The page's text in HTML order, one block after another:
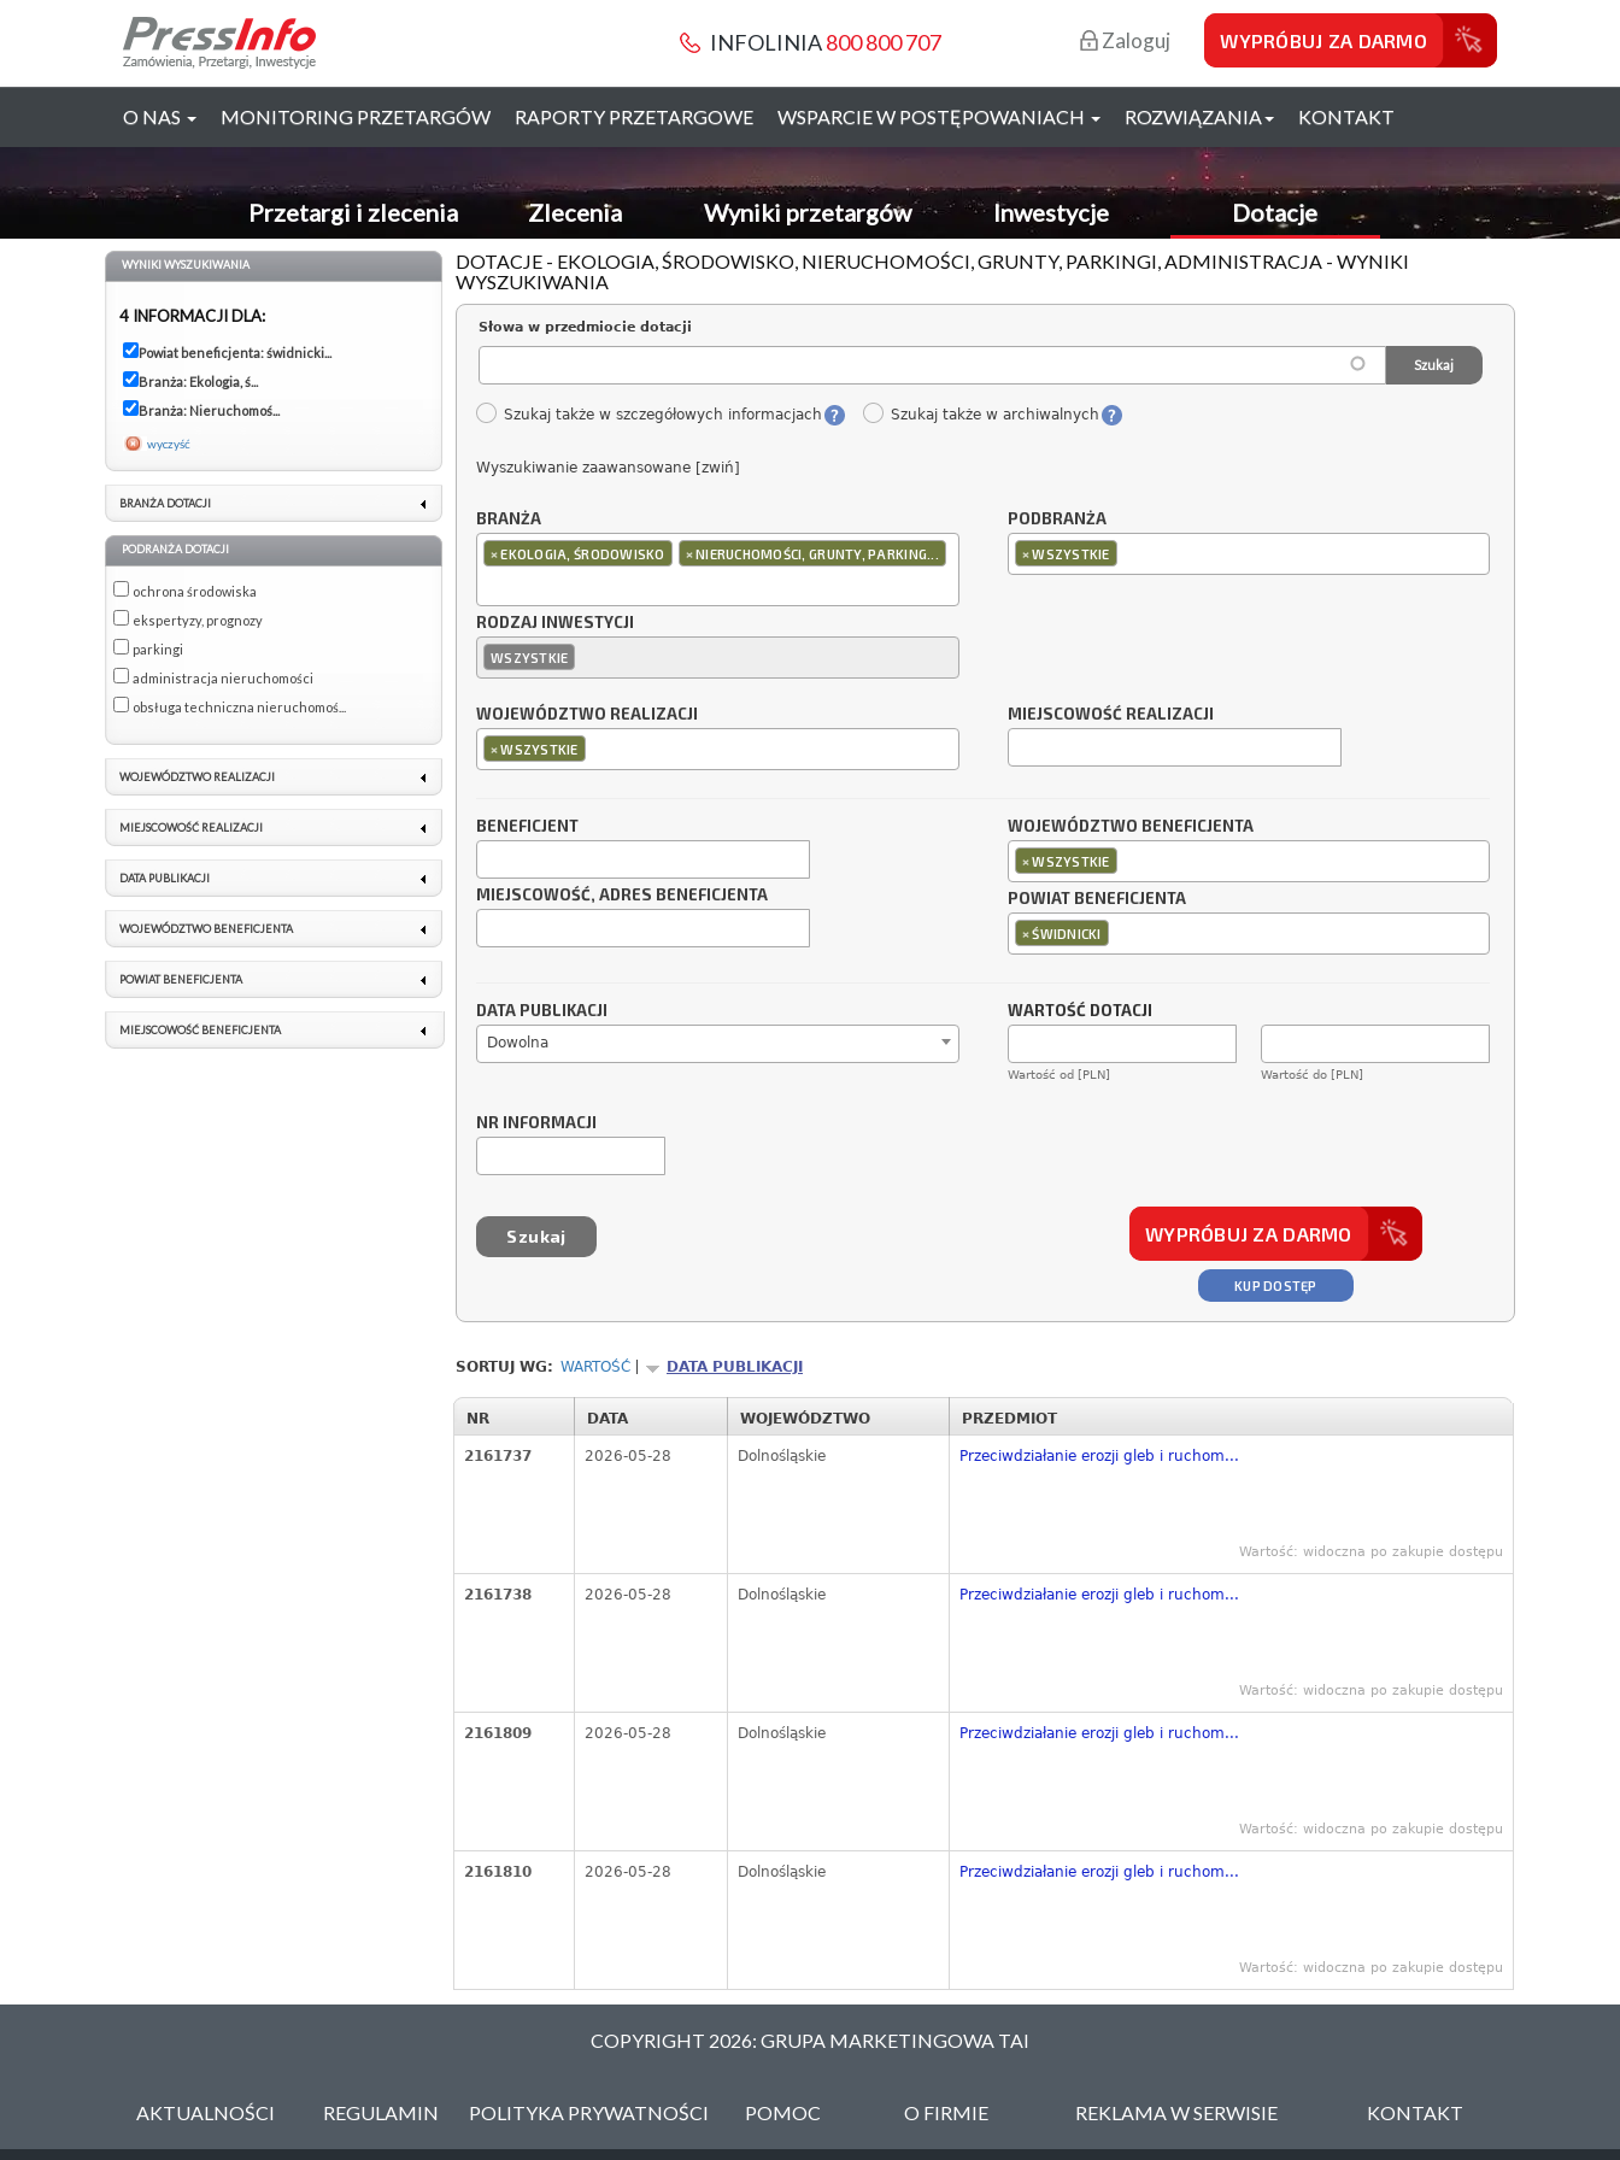
INFOLINIA800 800 707 Zaloguj WYPRÓBUJ ZA DARMO
O NAS MONITORING PRZETARGÓW RAPORTY PRZETARGOWE WSPARCIE W POSTĘPOWANIACH ROZWIĄZANIA KONTAKT
Przetargi i zlecenia Zlecenia Wyniki przetargów Inwestycje Dotacje
DOTACJE - EKOLOGIA, ŚRODOWISKO, NIERUCHOMOŚCI, GRUNTY, PARKINGI, ADMINISTRACJA - WYNIKI
WYSZUKIWANIA
Słowa w przedmiocie dotacji
Szukaj także w szczegółowych informacjach Szukaj także w archiwalnych
Wyszukiwanie zaawansowane [zwiń]
BRANŻA
×EKOLOGIA, ŚRODOWISKO ×NIERUCHOMOŚCI, GRUNTY, PARKING...
RODZAJ INWESTYCJI
WSZYSTKIE
PODBRANŻA
×WSZYSTKIE
WOJEWÓDZTWO REALIZACJI
×WSZYSTKIE
MIEJSCOWOŚĆ REALIZACJI
BENEFICJENT
MIEJSCOWOŚĆ, ADRES BENEFICJENTA
WOJEWÓDZTWO BENEFICJENTA
×WSZYSTKIE
POWIAT BENEFICJENTA
×ŚWIDNICKI
DATA PUBLIKACJI
Dowolna
WARTOŚĆ DOTACJI
Wartość od [PLN] Wartość do [PLN]
NR INFORMACJI
WYPRÓBUJ ZA DARMO
KUP DOSTĘP
SORTUJ WG: WARTOŚĆ DATA PUBLIKACJI
NR DATA WOJEWÓDZTWO PRZEDMIOT
2161737 2026-05-28 Dolnośląskie Przeciwdziałanie erozji gleb i ruchom...
Wartość: widoczna po zakupie dostępu
2161738 2026-05-28 Dolnośląskie Przeciwdziałanie erozji gleb i ruchom...
Wartość: widoczna po zakupie dostępu
2161809 2026-05-28 Dolnośląskie Przeciwdziałanie erozji gleb i ruchom...
Wartość: widoczna po zakupie dostępu
2161810 2026-05-28 Dolnośląskie Przeciwdziałanie erozji gleb i ruchom...
Wartość: widoczna po zakupie dostępu
WYNIKI WYSZUKIWANIA
4 INFORMACJI DLA:
Powiat beneficjenta: świdnicki...
Branża: Ekologia, ś...
Branża: Nieruchomoś...
wyczyść
BRANŻA DOTACJI
PODRANŻA DOTACJI
ochrona środowiska
ekspertyzy, prognozy
parkingi
administracja nieruchomości
obsługa techniczna nieruchomoś...
WOJEWÓDZTWO REALIZACJI
MIEJSCOWOŚĆ REALIZACJI
DATA PUBLIKACJI
WOJEWÓDZTWO BENEFICJENTA
POWIAT BENEFICJENTA
MIEJSCOWOŚĆ BENEFICJENTA
COPYRIGHT 2026: GRUPA MARKETINGOWA TAI
AKTUALNOŚCI REGULAMIN POLITYKA PRYWATNOŚCI POMOC O FIRMIE REKLAMA W SERWISIE KONTAKT